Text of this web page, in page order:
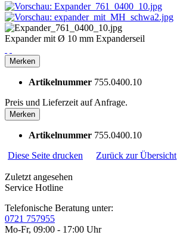
Expander mit Ø 10 mm Expanderseil
Merken
Artikelnummer 755.0400.10
Preis und Lieferzeit auf Anfrage.
Merken
Artikelnummer 755.0400.10
Diese Seite drucken
Zurück zur Übersicht
Zuletzt angesehen
Service Hotline
Telefonische Beratung unter:
0721 757955
Mo-Fr, 09:00 - 17:00 Uhr